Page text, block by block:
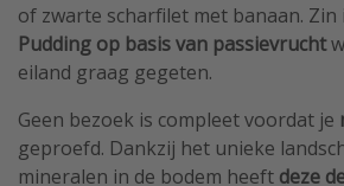
of zwarte scharfilet met banaan. Zin
Pudding op basis van passievrucht
eiland graag gegeten.
Geen bezoek is compleet voordat je
geproefd. Dankzij het unieke
mineralen in de bodem heeft deze